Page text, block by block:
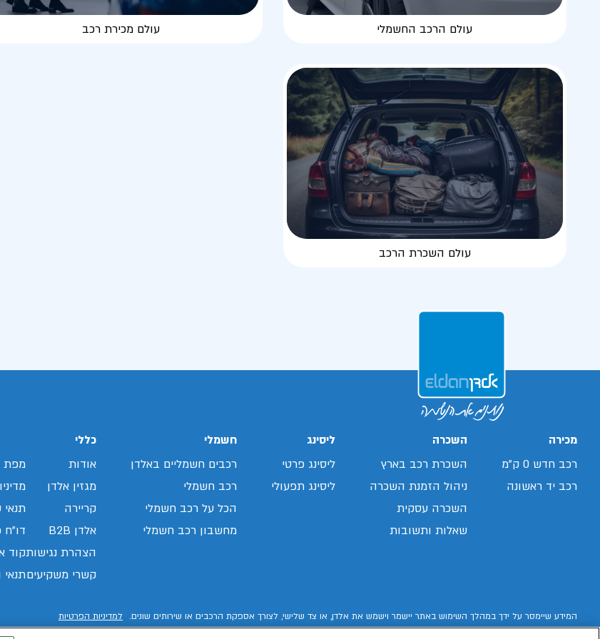
עולם הרכב החשמלי עולם מכירת רכב
עולם השכרת הרכב
מכירה
רכב חדש 0 ק"מ
רכב יד ראשונה
השכרה
השכרת רכב בארץ
ניהול הזמנת השכרה
השכרה עסקית
שאלות ותשובות
ליסינג
ליסינג פרטי
ליסינג תפעולי
חשמלי
רכבים חשמליים באלדן
רכב חשמלי
הכל על רכב חשמלי
מחשבון רכב חשמלי
כללי
אודות
מגזין אלדן
קריירה
אלדן B2B
הצהרת נגישות
קשרי משקיעים
מפת
דו"ח
קוד
המידע שיימסר על ידך במהלך השימוש באתר יישמר וישמש את אלדן, או צד שלישי, לצורך אספקת הרכבים או שירותים שונים. למדיניות הפרטיות